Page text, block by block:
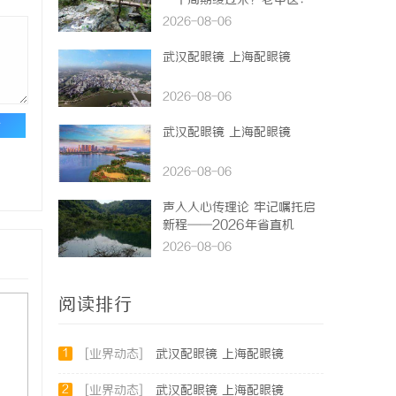
张辨证方对症，身体找回津液
2026-08-06
武汉配眼镜 上海配眼镜
2026-08-06
武汉配眼镜 上海配眼镜
2026-08-06
声入人心传理论 牢记嘱托启
新程——2026年省直机
关“党的创新理论我来讲”宣
2026-08-06
阅读排行
1 [业界动态] 武汉配眼镜 上海配眼镜
2 [业界动态] 武汉配眼镜 上海配眼镜